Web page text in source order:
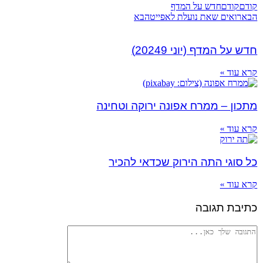
חדש על המדף
שאת נועלת לאפייט הבא
המדף (יוני 20249)
»
– ממרח אפונה ירוקה וטחינה
»
התה הירוק שכדאי להכיר
»
תגובה